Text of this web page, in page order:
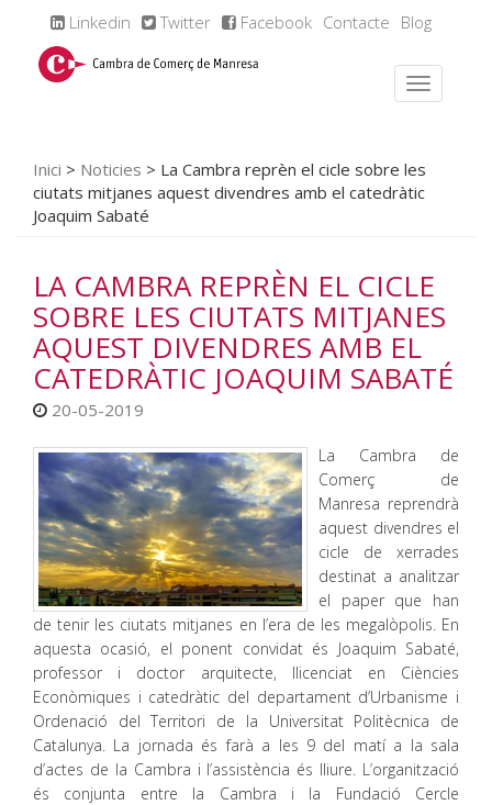
Linkedin Twitter Facebook Contacte Blog
Inici > Noticies > La Cambra reprèn el cicle sobre les
ciutats mitjanes aquest divendres amb el catedràtic
Joaquim Sabaté
LA CAMBRA REPRÈN EL CICLE
SOBRE LES CIUTATS MITJANES
AQUEST DIVENDRES AMB EL
CATEDRÀTIC JOAQUIM SABATÉ
20-05-2019
La Cambra de
Comerç de
Manresa reprendrà
aquest divendres el
cicle de xerrades
destinat a analitzar
el paper que han
de tenir les ciutats mitjanes en l’era de les megalòpolis. En
aquesta ocasió, el ponent convidat és Joaquim Sabaté,
professor i doctor arquitecte, llicenciat en Ciències
Econòmiques i catedràtic del departament d’Urbanisme i
Ordenació del Territori de la Universitat Politècnica de
Catalunya. La jornada és farà a les 9 del matí a la sala
d’actes de la Cambra i l’assistència és lliure. L’organització
és conjunta entre la Cambra i la Fundació Cercle